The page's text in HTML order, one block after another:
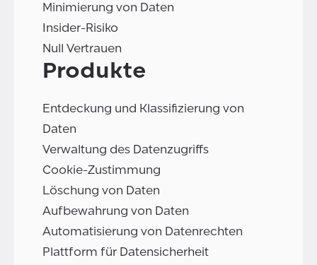
Minimierung von Daten
Insider-Risiko
Null Vertrauen
Produkte
Entdeckung und Klassifizierung von
Daten
Verwaltung des Datenzugriffs
Cookie-Zustimmung
Löschung von Daten
Aufbewahrung von Daten
Automatisierung von Datenrechten
Plattform für Datensicherheit